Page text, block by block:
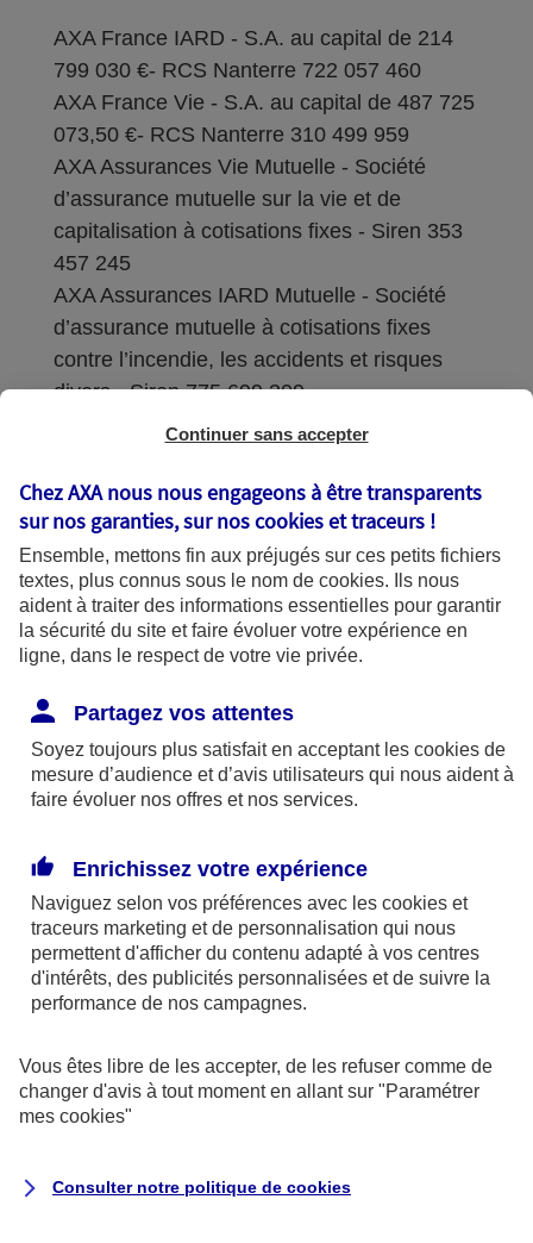
AXA France IARD - S.A. au capital de 214
799 030 €- RCS Nanterre 722 057 460
AXA France Vie - S.A. au capital de 487 725
073,50 €- RCS Nanterre 310 499 959
AXA Assurances Vie Mutuelle - Société
d’assurance mutuelle sur la vie et de
capitalisation à cotisations fixes - Siren 353
457 245
AXA Assurances IARD Mutuelle - Société
d’assurance mutuelle à cotisations fixes
contre l’incendie, les accidents et risques
divers - Siren 775 699 309
Sièges sociaux : 313 Terrasses de l’Arche –
Coordonnées de l'Autorité de contrôle
prudentiel et de résolution (ACPR) : - 4
Place de Budapest - CS 92459 - 75436
Paris Cedex 09. Le détail des procédures de
recours et de réclamation et les
disponibles sur le site axa.fr.
AXA France IARD et AXA France Vie sont
mandataires exclusifs en opérations de
246 et n°13 005 764 (consultable
surwww.orias.fr)
AXA Assistance France Assurances,
S.A au capital de 51 429 430,40 €,
Siège social :
8-10, rue Paul Vaillant Couturier
Continuer sans accepter
Chez AXA nous nous engageons à être transparents
sur nos garanties, sur noscookies et traceurs !
Ensemble, mettons fin aux préjugés sur ces petits fichiers
textes, plus connus sous le nom de cookies. Ils nous
aident à traiter des informations essentielles pour garantir
la sécurité du site et faire évoluer votre expérience en
ligne, dans le respect de votre vie privée.
Partagez vos attentes
Soyez toujours plus satisfait en acceptant les cookies de
mesure d’audience et d’avis utilisateurs qui nous aident à
faire évoluer nos offres et nos services.
Enrichissez votre expérience
Naviguez selon vos préférences avec les cookies et
traceurs marketing et de personnalisation qui nous
permettent d'afficher du contenu adapté à vos centres
d'intérêts, des publicités personnalisées et de suivre la
performance de nos campagnes.
Vous êtes libre de les accepter, de les refuser comme de
changer d'avis à tout moment en allant sur "Paramétrer
mes cookies"
Consulter notre politique de cookies